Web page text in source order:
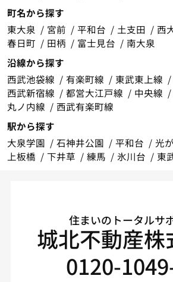
町名から探す
東大泉
宮前 平和台 土支田 西
春日町
田柄 富士見台
南大泉
沿線から探す
西武池袋線
有楽町線 東武東上線
西武新宿線
都営大江戸線 中央線
丸ノ内線
西武有楽町線
駅から探す
大泉学園
石神井公園 平和台 光
上板橋
下井草 練馬 氷川台 東
住まいのトータルサ
城北不動産株
0120-